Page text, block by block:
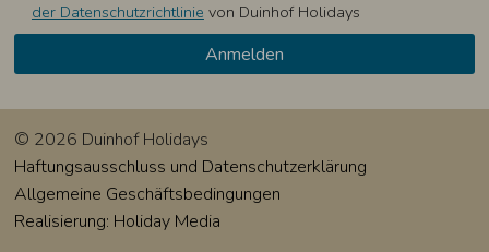
der Datenschutzrichtlinie von Duinhof Holidays
© 2026 Duinhof Holidays
Haftungsausschluss und Datenschutzerklärung
Allgemeine Geschäftsbedingungen
Realisierung: Holiday Media